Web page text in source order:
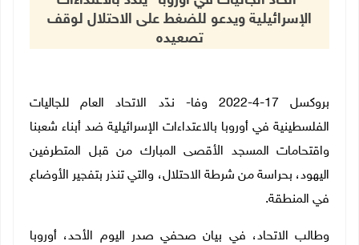
الإسرائيلية ويدعو للضغط على الاحتلال لوقف
تصعيده
بروكسل 17-4-2022 وفا- ندّد الاتحاد العام للجاليات
الفلسطينية في أوروبا بالاعتداءات الإسرائيلية ضد أبناء شعبنا
واقتحامات المسجد الأقصى المبارك من قبل المتطرفين
اليهود، بحراسة من شرطة الاحتلال، والتي تنذر بتفجير الأوضاع
في المنطقة.
وطالب الاتحاد، في بيان صحفي صدر اليوم الأحد، أوروبا